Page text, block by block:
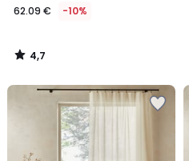
62.09 € -10%
4,7
/